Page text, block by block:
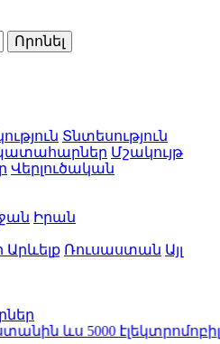
Տնտեսություն
Մշակույթ
Վերլուծական
Իրան
Արևելք Ռուսաստան Այլ
ևս 5000